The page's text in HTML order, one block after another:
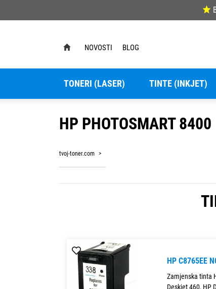
NOVOSTI BLOG
TONERI (LASER) TINTE (INKJET)
HP PHOTOSMART 8400
tvoj-toner.com
HP C8765EE
Zamjenska tinta